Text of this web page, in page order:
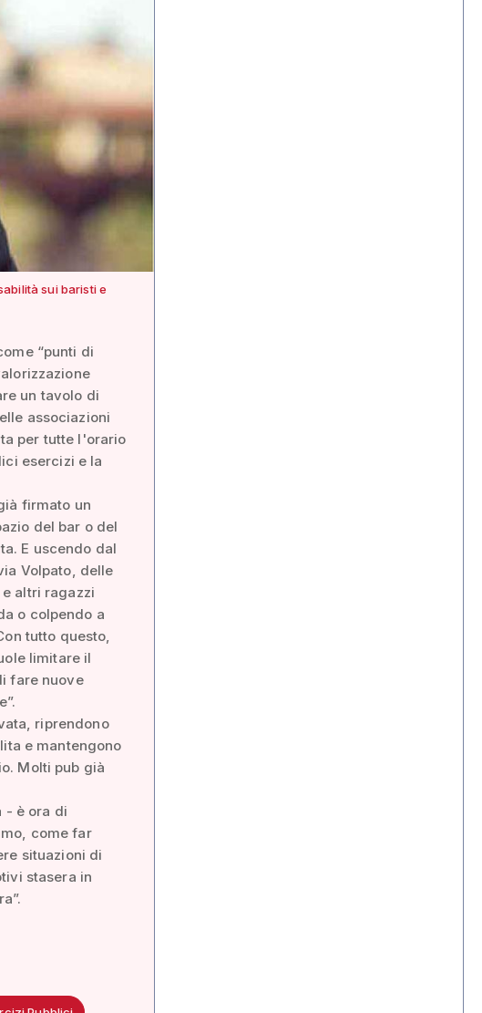
sui baristi e
“punti di
un tavolo di
associazioni
per tutte l'orario
esercizi e la
firmato un
del bar o del
E uscendo dal
Volpato, delle
altri ragazzi
o colpendo a
tutto questo,
limitare il
fare nuove
riprendono
e mantengono
Molti pub già
- è ora di
come far
situazioni di
stasera in